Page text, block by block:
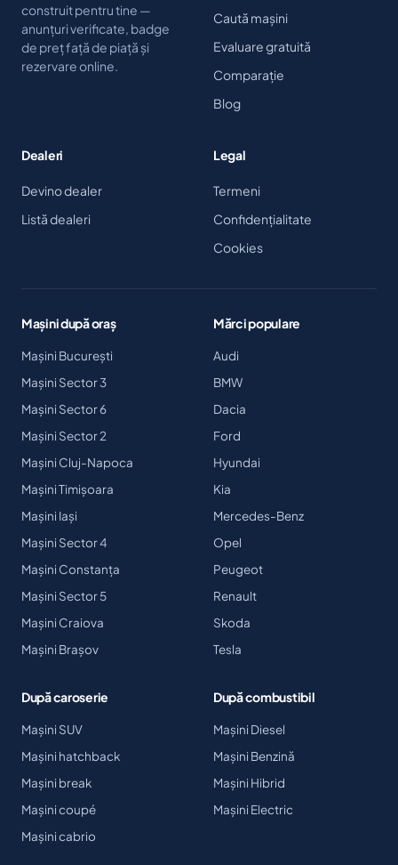
construit pentru tine —
anunțuri verificate, badge
de preț față de piață și
rezervare online.
Caută mașini
Evaluare gratuită
Comparație
Blog
Dealeri
Devino dealer
Listă dealeri
Legal
Termeni
Confidențialitate
Cookies
Mașini după oraș
Mașini București
Mașini Sector 3
Mașini Sector 6
Mașini Sector 2
Mașini Cluj-Napoca
Mașini Timișoara
Mașini Iași
Mașini Sector 4
Mașini Constanța
Mașini Sector 5
Mașini Craiova
Mașini Brașov
Mărci populare
Audi
BMW
Dacia
Ford
Hyundai
Kia
Mercedes-Benz
Opel
Peugeot
Renault
Skoda
Tesla
După caroserie
Mașini SUV
Mașini hatchback
Mașini break
Mașini coupé
Mașini cabrio
După combustibil
Mașini Diesel
Mașini Benzină
Mașini Hibrid
Mașini Electric